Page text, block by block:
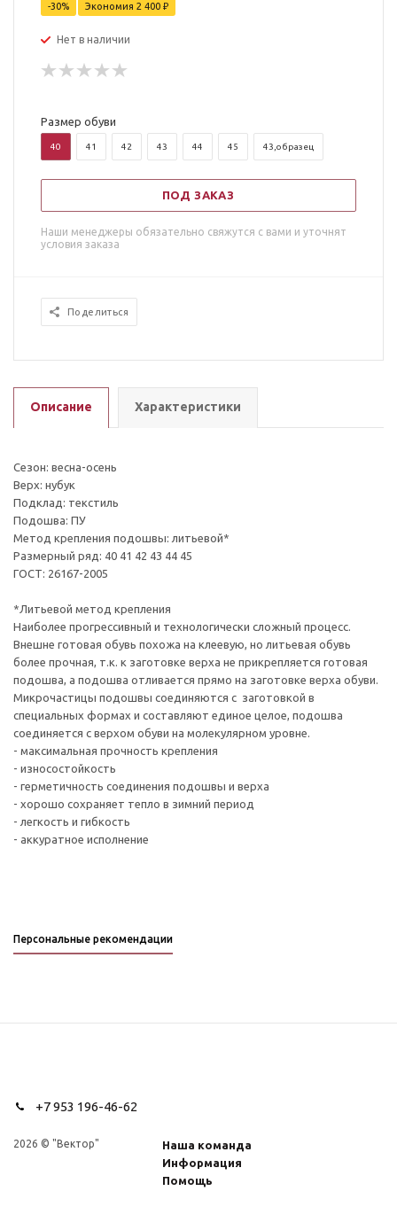
-30% Экономия 2 400 ₽
Нет в наличии
Размер обуви
40 41 42 43 44 45 43,образец
ПОД ЗАКАЗ
Наши менеджеры обязательно свяжутся с вами и уточнят
условия заказа
Поделиться
Описание Характеристики
Сезон: весна-осень
Верх: нубук
Подклад: текстиль
Подошва: ПУ
Метод крепления подошвы: литьевой*
Размерный ряд: 40 41 42 43 44 45
ГОСТ: 26167-2005
*Литьевой метод крепления
Наиболее прогрессивный и технологически сложный процесс.
Внешне готовая обувь похожа на клеевую, но литьевая обувь
более прочная, т.к. к заготовке верха не прикрепляется готовая
подошва, а подошва отливается прямо на заготовке верха обуви.
Микрочастицы подошвы соединяются с заготовкой в
специальных формах и составляют единое целое, подошва
соединяется с верхом обуви на молекулярном уровне.
- максимальная прочность крепления
- износостойкость
- герметичность соединения подошвы и верха
- хорошо сохраняет тепло в зимний период
- легкость и гибкость
- аккуратное исполнение
Персональные рекомендации
+7 953 196-46-62
2026 © "Вектор"
Наша команда
Информация
Помощь